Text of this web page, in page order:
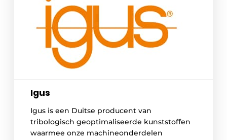
Igus
Igus is een Duitse producent van
tribologisch geoptimaliseerde kunststoffen
waarmee onze machineonderdelen